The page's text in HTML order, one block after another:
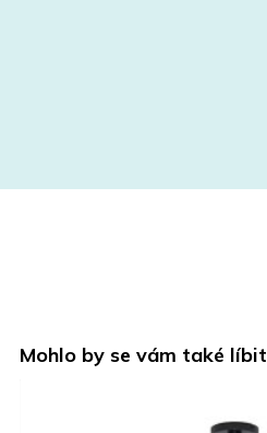
Mohlo by se vám také líbit